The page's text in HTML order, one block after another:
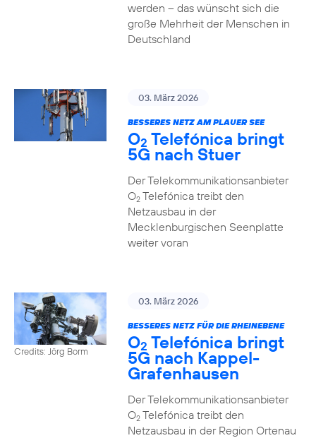
werden – das wünscht sich die
große Mehrheit der Menschen in
Deutschland
03. März 2026
BESSERES NETZ AM PLAUER SEE
O2 Telefónica bringt
5G nach Stuer
Der Telekommunikationsanbieter
O2Telefónica treibt den
Netzausbau in der
Mecklenburgischen Seenplatte
weiter voran
Credits: Jörg Borm
03. März 2026
BESSERES NETZ FÜR DIE RHEINEBENE
O2 Telefónica bringt
5G nach Kappel-
Grafenhausen
Der Telekommunikationsanbieter
O2Telefónica treibt den
Netzausbau in der Region Ortenau